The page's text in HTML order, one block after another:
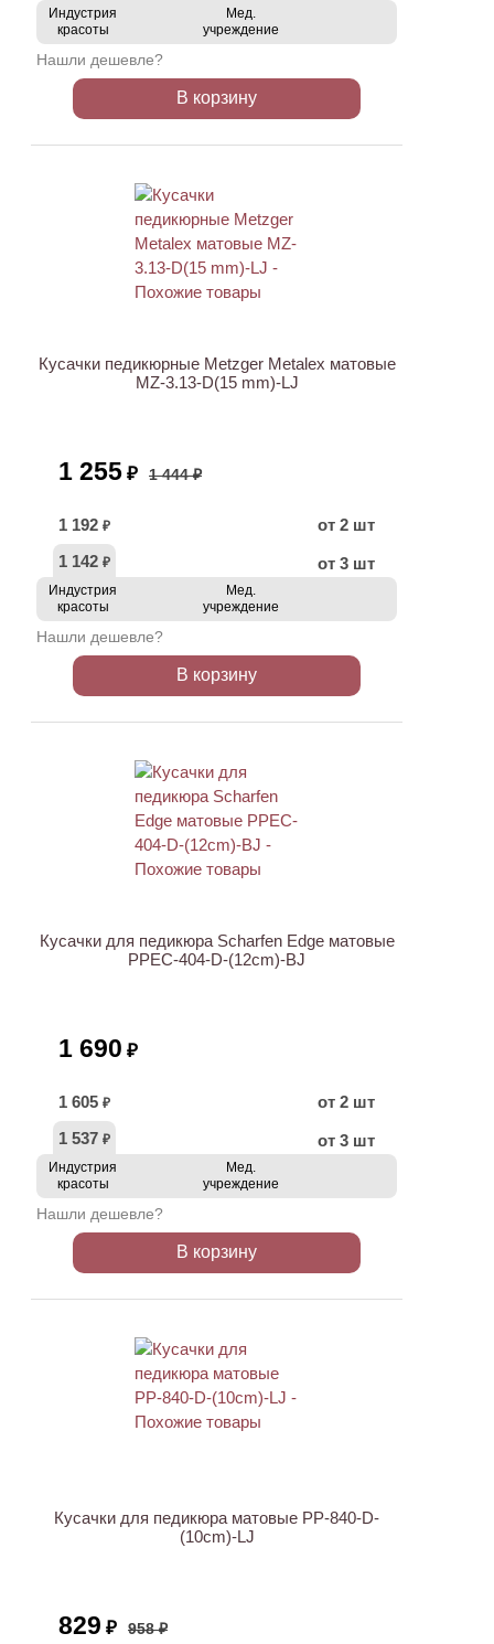
Индустрия
красоты
Мед.
учреждение
Нашли дешевле?
В корзину
Кусачки педикюрные Metzger Metalex матовые
MZ-3.13-D(15 mm)-LJ
1 255 ₽ 1 444 ₽
1 192 ₽
от 2 шт
1 142 ₽ от 3 шт
Индустрия
красоты
Мед.
учреждение
Нашли дешевле?
В корзину
Кусачки для педикюра Scharfen Edge матовые
PPEC-404-D-(12cm)-BJ
1 690 ₽
1 605 ₽
от 2 шт
1 537 ₽ от 3 шт
Индустрия
красоты
Мед.
учреждение
Нашли дешевле?
В корзину
Кусачки для педикюра матовые PP-840-D-
(10cm)-LJ
829 ₽ 958 ₽